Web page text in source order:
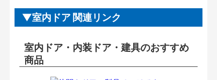
室内ドア 関連リンク
室内ドア・内装ドア・建具のおすすめ
商品